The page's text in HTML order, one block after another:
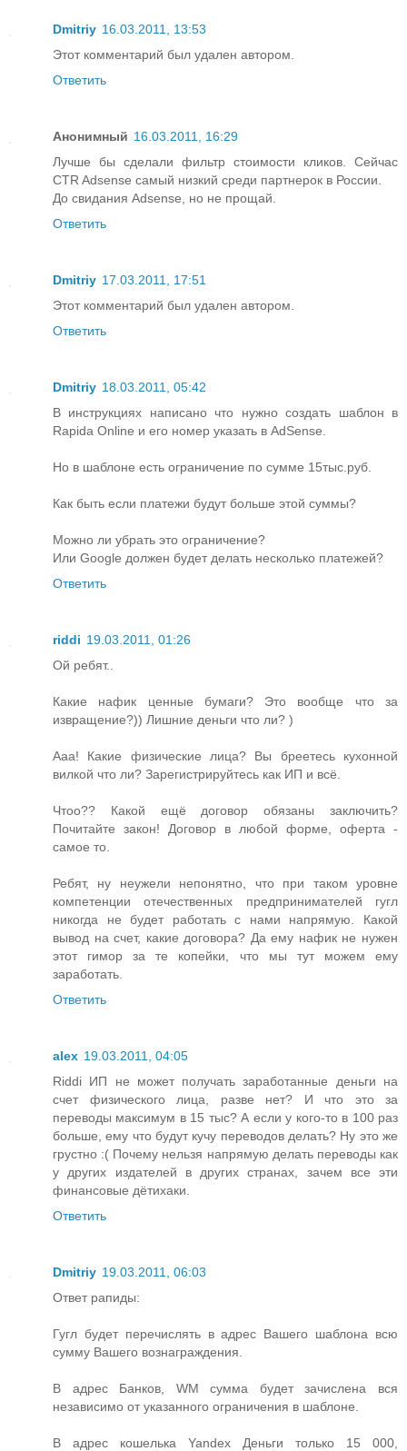
Dmitriy 16.03.2011, 13:53
Этот комментарий был удален автором.
Ответить
Анонимный 16.03.2011, 16:29
Лучше бы сделали фильтр стоимости кликов. Сейчас
CTR Adsense самый низкий среди партнерок в России.
До свидания Adsense, но не прощай.
Ответить
Dmitriy 17.03.2011, 17:51
Этот комментарий был удален автором.
Ответить
Dmitriy 18.03.2011, 05:42
В инструкциях написано что нужно создать шаблон в
Rapida Online и его номер указать в AdSense.
Но в шаблоне есть ограничение по сумме 15тыс.руб.
Как быть если платежи будут больше этой суммы?
Можно ли убрать это ограничение?
Или Google должен будет делать несколько платежей?
Ответить
riddi 19.03.2011, 01:26
Ой ребят..
Какие нафик ценные бумаги? Это вообще что за
извращение?)) Лишние деньги что ли? )
Ааа! Какие физические лица? Вы бреетесь кухонной
вилкой что ли? Зарегистрируйтесь как ИП и всё.
Чтоо?? Какой ещё договор обязаны заключить?
Почитайте закон! Договор в любой форме, оферта -
самое то.
Ребят, ну неужели непонятно, что при таком уровне
компетенции отечественных предпринимателей гугл
никогда не будет работать с нами напрямую. Какой
вывод на счет, какие договора? Да ему нафик не нужен
этот гимор за те копейки, что мы тут можем ему
заработать.
Ответить
alex 19.03.2011, 04:05
Riddi ИП не может получать заработанные деньги на
счет физического лица, разве нет? И что это за
переводы максимум в 15 тыс? А если у кого-то в 100 раз
больше, ему что будут кучу переводов делать? Ну это же
грустно :( Почему нельзя напрямую делать переводы как
у других издателей в других странах, зачем все эти
финансовые дётихаки.
Ответить
Dmitriy 19.03.2011, 06:03
Ответ рапиды:
Гугл будет перечислять в адрес Вашего шаблона всю
сумму Вашего вознаграждения.
В адрес Банков, WM сумма будет зачислена вся
независимо от указанного ограничения в шаблоне.
В адрес кошелька Yandex Деньги только 15 000,